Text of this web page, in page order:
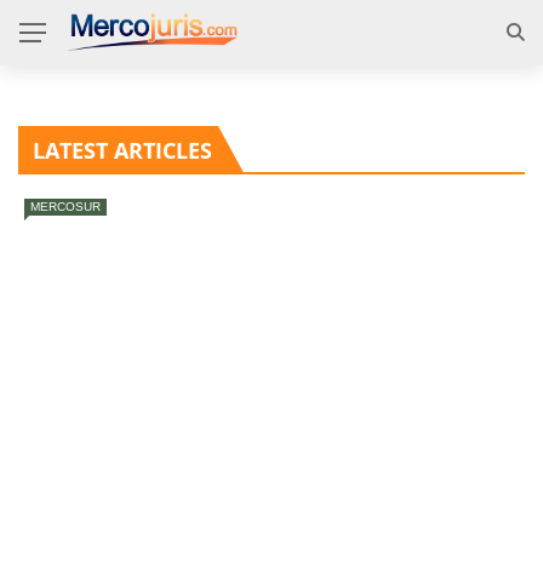
LATEST ARTICLES
MERCOSUR